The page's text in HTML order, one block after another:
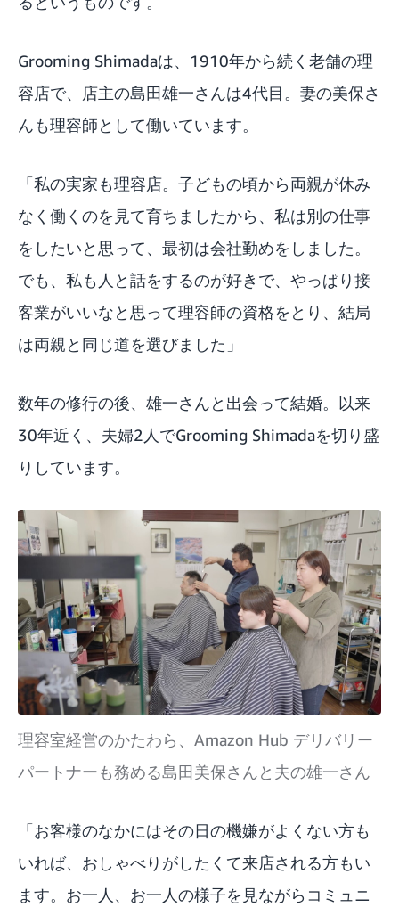
Grooming Shimadaは、1910年から続く老舗の理
容店で、店主の島田雄一さんは4代目。妻の美保さ
んも理容師として働いています。
「私の実家も理容店。子どもの頃から両親が休み
なく働くのを見て育ちましたから、私は別の仕事
をしたいと思って、最初は会社勤めをしました。
でも、私も人と話をするのが好きで、やっぱり接
客業がいいなと思って理容師の資格をとり、結局
は両親と同じ道を選びました」
数年の修行の後、雄一さんと出会って結婚。以来
30年近く、夫婦2人でGrooming Shimadaを切り盛
りしています。
理容室経営のかたわら、Amazon Hub デリバリー
パートナーも務める島田美保さんと夫の雄一さん
「お客様のなかにはその日の機嫌がよくない方も
いれば、おしゃべりがしたくて来店される方もい
ます。お一人、お一人の様子を見ながらコミュニ